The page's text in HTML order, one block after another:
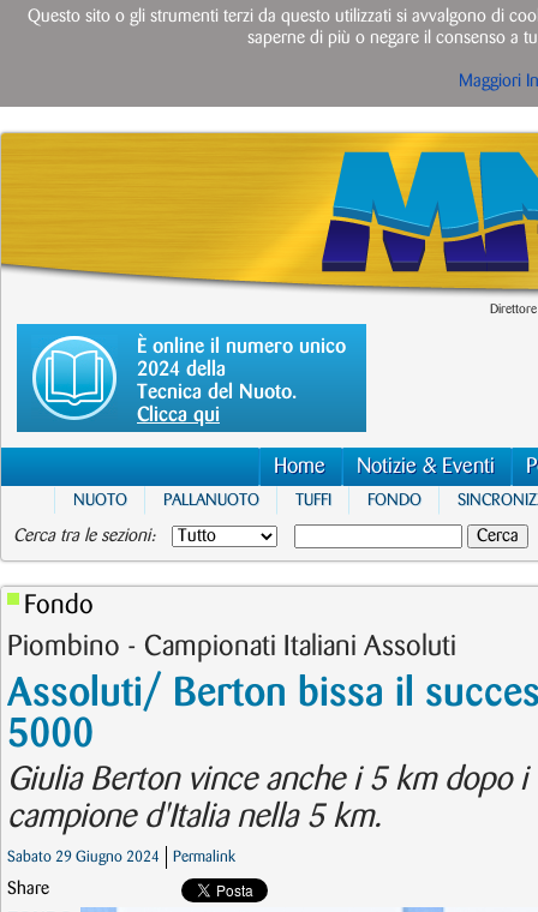
È online il numero unico
2024 della
Tecnica del Nuoto.
Clicca qui
Home Notizie & Eventi
NUOTO PALLANUOTO TUFFI FONDO
Cerca tra le sezioni:
Fondo
Piombino - Campionati Italiani Assoluti
Assoluti/ Berton bissa il
5000
Giulia Berton vince anche i 5 km dopo
campione d'Italia nella 5 km.
Sabato 29 Giugno 2024 Permalink
Share
Questo sito o gli strumenti terzi da questo utilizzati si avvalgono di
saperne di più o negare il consenso a
Maggiori